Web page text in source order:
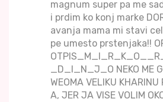
magnum super pa me
i prdim ko konj marke
avanja mama mi stavi
pe umesto prstenjaka!!
_D_I_N_J_O NEKO ME
WEOMA VELIKU KHARINU
A, JER JA VISE VOLIM